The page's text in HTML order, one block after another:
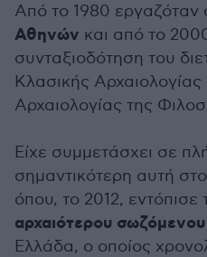
Από το 1980 εργαζόταν
Αθηνών και από το
συνταξιοδότηση του
Κλασικής Αρχαιολογίας
Αρχαιολογίας της
Είχε συμμετάσχει σε
σημαντικότερη αυτή
όπου, το 2012, εντόπισε
αρχαιότερου
Ελλάδα, ο οποίος